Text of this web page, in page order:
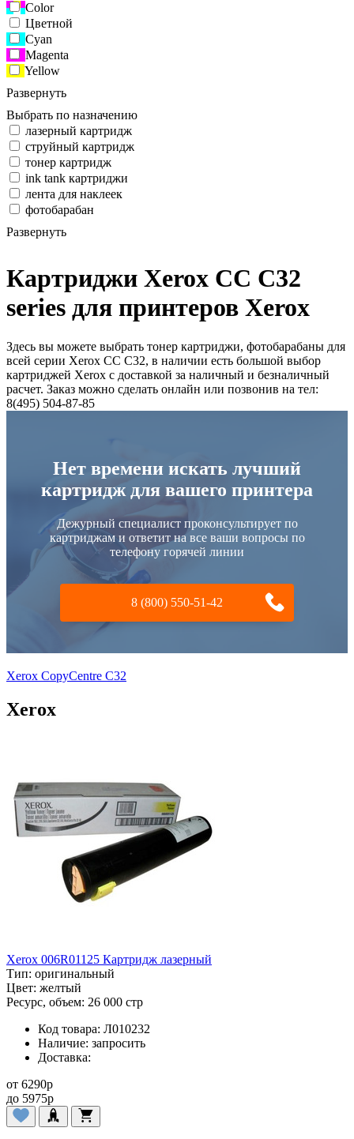
Color
Цветной
Cyan
Magenta
Yellow
Развернуть
Выбрать по назначению
лазерный картридж
струйный картридж
тонер картридж
ink tank картриджи
лента для наклеек
фотобарабан
Развернуть
Картриджи Xerox CC C32
series для принтеров Xerox
Здесь вы можете выбрать тонер картриджи, фотобарабаны для
всей серии Xerox CC C32, в наличии есть большой выбор
картриджей Xerox с доставкой за наличный и безналичный
расчет. Заказ можно сделать онлайн или позвонив на тел:
8(495) 504-87-85
Нет времени искать лучший
картридж для вашего принтера
Дежурный специалист проконсультирует по
картриджам и ответит на все ваши вопросы по
телефону горячей линии
8 (800) 550-51-42
Xerox CopyCentre C32
Xerox
Xerox 006R01125 Картридж лазерный
Тип: оригинальный
Цвет: желтый
Ресурс, объем: 26 000 стр
Код товара: Л010232
Наличие: запросить
Доставка:
от 6290p
до 5975p